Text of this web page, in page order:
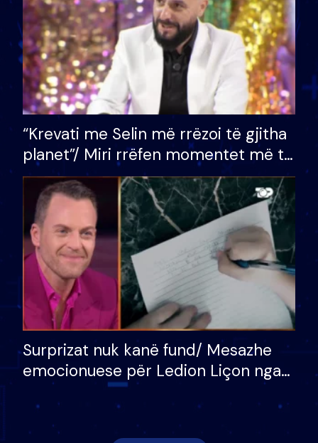
“Krevati me Selin më rrëzoi të gjitha
planet”/ Miri rrëfen momentet më të
bukura në shtëpinë e BB VIP: Do më
mungojë zilja e mëngjesit kur…
Surprizat nuk kanë fund/ Mesazhe
emocionuese për Ledion Liçon nga
nëna dhe fëmijët e tij, moderatori
nuk i mban dot lotët: Nuk meritoj…